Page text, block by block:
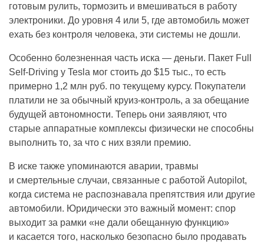
готовым рулить, тормозить и вмешиваться в работу
электроники. До уровня 4 или 5, где автомобиль может
ехать без контроля человека, эти системы не дошли.
Особенно болезненная часть иска — деньги. Пакет Full
Self-Driving у Tesla мог стоить до $15 тыс., то есть
примерно 1,2 млн руб. по текущему курсу. Покупатели
платили не за обычный круиз-контроль, а за обещание
будущей автономности. Теперь они заявляют, что
старые аппаратные комплексы физически не способны
выполнить то, за что с них взяли премию.
В иске также упоминаются аварии, травмы
и смертельные случаи, связанные с работой Autopilot,
когда система не распознавала препятствия или другие
автомобили. Юридически это важный момент: спор
выходит за рамки «не дали обещанную функцию»
и касается того, насколько безопасно было продавать